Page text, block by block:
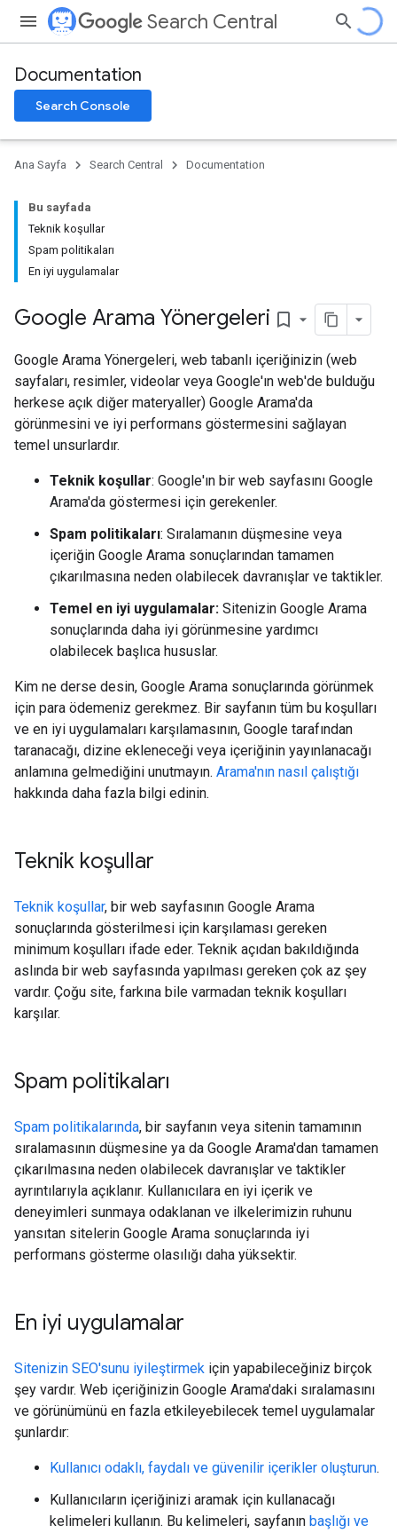
Search Central
Documentation
Search Console
Ana Sayfa Search Central Documentation
Bu sayfada
Teknik koşullar
Spam politikaları
En iyi uygulamalar
Google Arama Yönergeleri bookmark_border
Google Arama Yönergeleri, web tabanlı içeriğinizin (web
sayfaları, resimler, videolar veya Google'ın web'de bulduğu
herkese açık diğer materyaller) Google Arama'da
görünmesini ve iyi performans göstermesini sağlayan
temel unsurlardır.
Teknik koşullar: Google'ın bir web sayfasını Google
Arama'da göstermesi için gerekenler.
Spam politikaları: Sıralamanın düşmesine veya
içeriğin Google Arama sonuçlarından tamamen
çıkarılmasına neden olabilecek davranışlar ve taktikler.
Temel en iyi uygulamalar: Sitenizin Google Arama
sonuçlarında daha iyi görünmesine yardımcı
olabilecek başlıca hususlar.
Kim ne derse desin, Google Arama sonuçlarında görünmek
için para ödemeniz gerekmez. Bir sayfanın tüm bu koşulları
ve en iyi uygulamaları karşılamasının, Google tarafından
taranacağı, dizine ekleneceği veya içeriğinin yayınlanacağı
anlamına gelmediğini unutmayın. Arama'nın nasıl çalıştığı
hakkında daha fazla bilgi edinin.
Teknik koşullar
Teknik koşullar, bir web sayfasının Google Arama
sonuçlarında gösterilmesi için karşılaması gereken
minimum koşulları ifade eder. Teknik açıdan bakıldığında
aslında bir web sayfasında yapılması gereken çok az şey
vardır. Çoğu site, farkına bile varmadan teknik koşulları
karşılar.
Spam politikaları
Spam politikalarında, bir sayfanın veya sitenin tamamının
sıralamasının düşmesine ya da Google Arama'dan tamamen
çıkarılmasına neden olabilecek davranışlar ve taktikler
ayrıntılarıyla açıklanır. Kullanıcılara en iyi içerik ve
deneyimleri sunmaya odaklanan ve ilkelerimizin ruhunu
yansıtan sitelerin Google Arama sonuçlarında iyi
performans gösterme olasılığı daha yüksektir.
En iyi uygulamalar
Sitenizin SEO'sunu iyileştirmek için yapabileceğiniz birçok
şey vardır. Web içeriğinizin Google Arama'daki sıralamasını
ve görünümünü en fazla etkileyebilecek temel uygulamalar
şunlardır:
Kullanıcı odaklı, faydalı ve güvenilir içerikler oluşturun.
Kullanıcıların içeriğinizi aramak için kullanacağı
kelimeleri kullanın. Bu kelimeleri, sayfanın başlığı ve